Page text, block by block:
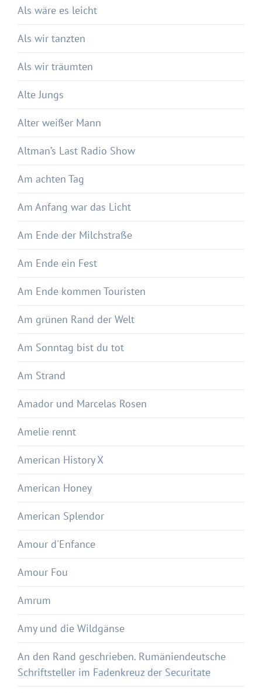
Als wäre es leicht
Als wir tanzten
Als wir träumten
Alte Jungs
Alter weißer Mann
Altman’s Last Radio Show
Am achten Tag
Am Anfang war das Licht
Am Ende der Milchstraße
Am Ende ein Fest
Am Ende kommen Touristen
Am grünen Rand der Welt
Am Sonntag bist du tot
Am Strand
Amador und Marcelas Rosen
Amelie rennt
American History X
American Honey
American Splendor
Amour d'Enfance
Amour Fou
Amrum
Amy und die Wildgänse
An den Rand geschrieben. Rumäniendeutsche
Schriftsteller im Fadenkreuz der Securitate